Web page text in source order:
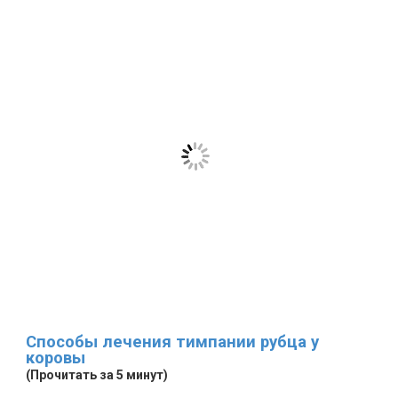
Способы лечения тимпании рубца у
коровы
(Прочитать за 5 минут)